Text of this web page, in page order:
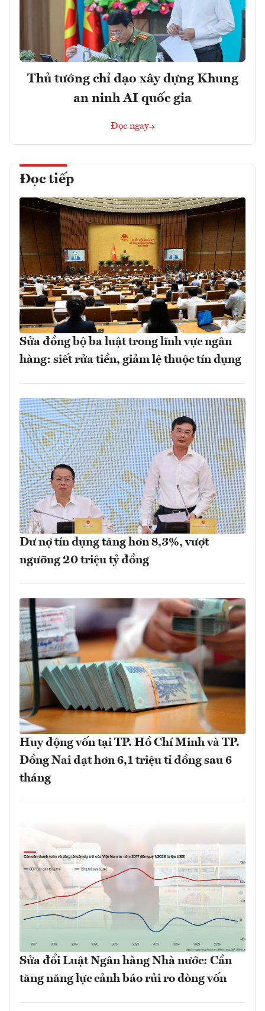
Thủ tướng chỉ đạo xây dựng Khung
an ninh AI quốc gia
Đọc ngay
Đọc tiếp
Sửa đồng bộ ba luật trong lĩnh vực ngân
hàng: siết rửa tiền, giảm lệ thuộc tín dụng
Dư nợ tín dụng tăng hơn 8,3%, vượt
ngưỡng 20 triệu tỷ đồng
Huy động vốn tại TP. Hồ Chí Minh và TP.
Đồng Nai đạt hơn 6,1 triệu tỉ đồng sau 6
tháng
Sửa đổi Luật Ngân hàng Nhà nước: Cần
tăng năng lực cảnh báo rủi ro dòng vốn